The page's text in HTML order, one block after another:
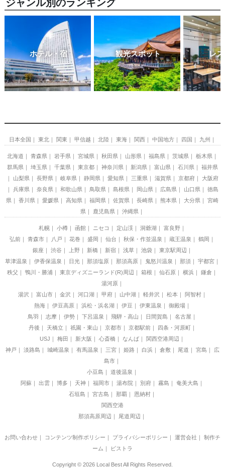
ジャンル別のランキング
ホテル・宿 観光スポット レ
日本全国 東北 関東 甲信越 北陸 東海 関西 中国地方 四国 九州
北海道 青森県 岩手県 宮城県 秋田県 山形県 福島県 茨城県
栃木県
群馬県
埼玉県 千葉県 東京都 神奈川県 新潟県 富山県 石川県
福井県
山梨県
長野県 岐阜県 静岡県 愛知県 三重県 滋賀県 京都府
大阪府
兵庫県
奈良県 和歌山県 鳥取県 島根県 岡山県 広島県 山口県
徳島
県
香川県 愛媛県 高知県 福岡県 佐賀県 長崎県 熊本県 大分県
宮崎
県
鹿児島県 沖縄県
札幌 小樽 函館 ニセコ 定山渓 洞爺湖
富良野
弘前
青森市 八戸 花巻 盛岡 仙台 秋保・作並温泉 蔵王温泉
鶴岡
銀座
渋谷 上野 新橋 新宿 浅草 池袋
東京駅周辺
草津温泉
伊香保温泉 日光 那須塩原 那須高原 鬼怒川温泉 那須
宇都宮
秩父
鴨川・勝浦 東京ディズニーランド(R)周辺 箱根 仙石原 横浜
鎌倉
湯河原
湯沢
富山市 金沢 河口湖 甲府 山中湖 軽井沢 松本
阿智村
熱海
伊豆高原 浜松・浜名湖 伊豆 伊東温泉
御殿場
鳥羽
志摩 伊勢 下呂温泉 飛騨・高山 日間賀島
名古屋
丹後
天橋立 祇園・東山 京都市 京都駅前
四条・河原町
USJ
梅田 新大阪 心斎橋 なんば
関西空港周辺
神戸
淡路島 城崎温泉 有馬温泉 三宮 姫路 白浜 倉敷 尾道 宮島
広
島市
小豆島
道後温泉
阿蘇
出雲 博多 天神 福岡市 湯布院 別府 霧島
奄美大島
石垣島
宮古島 那覇
恩納村
関西空港
那須高原周辺
尾道周辺
お問い合わせ｜ コンテンツ制作ポリシー ｜ プライバシーポリシー ｜ 運営会社 ｜ 制作チ
ーム ｜ ビストラ
Copyright © 2026 Local Best All Rights Reserved.